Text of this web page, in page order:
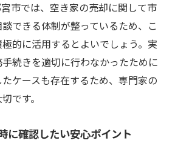
市では、空き家の売却に関して市
できる体制が整っているため、こ
的に活用するとよいでしょう。実
続きを適切に行わなかったために
ケースも存在するため、専門家の
です。
に確認したい安心ポイント